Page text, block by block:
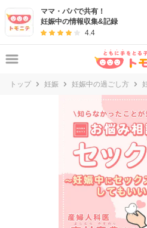
ママ・パパで共有！
妊娠中の情報収集&記録
4.4
トップ 妊娠 妊娠中の過ごし方